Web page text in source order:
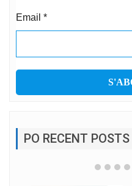
Email *
PO RECENT POSTS